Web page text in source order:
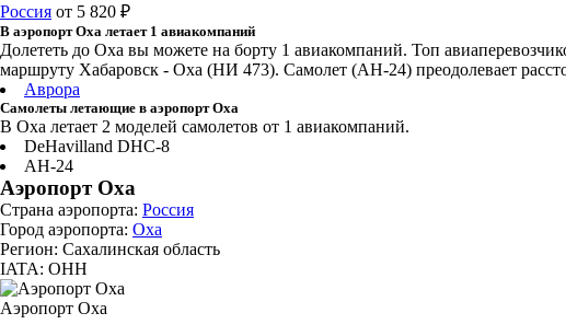
Россия от 5 820 ₽
В аэропорт Оха летает 1 авиакомпаний
Долететь до Оха вы можете на борту 1 авиакомпаний. Топ
маршруту Хабаровск - Оха (НИ 473). Самолет (АН-24) преодолевает
Аврора
Самолеты летающие в аэропорт Оха
В Оха летает 2 моделей самолетов от 1 авиакомпаний.
DeHavilland DHC-8
АН-24
Аэропорт Оха
Страна аэропорта: Россия
Город аэропорта: Оха
Регион: Сахалинская область
IATA: OHH
Аэропорт Оха